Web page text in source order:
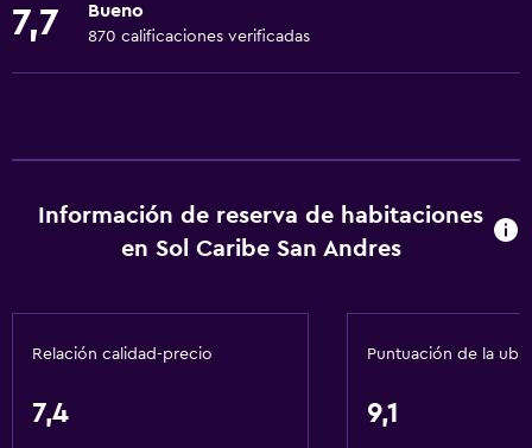
Caja fuerte
Mostrador de información turística
Acceso con llave
Recepción 24 horas
7,7 Bueno
870 calificaciones verificadas
Información de reserva de habitaciones
en Sol Caribe San Andres
Relación calidad-precio
7,4
Puntuación de la
9,1